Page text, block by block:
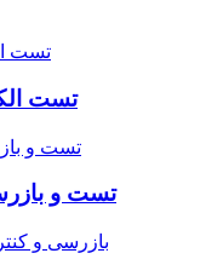
تست
تست و